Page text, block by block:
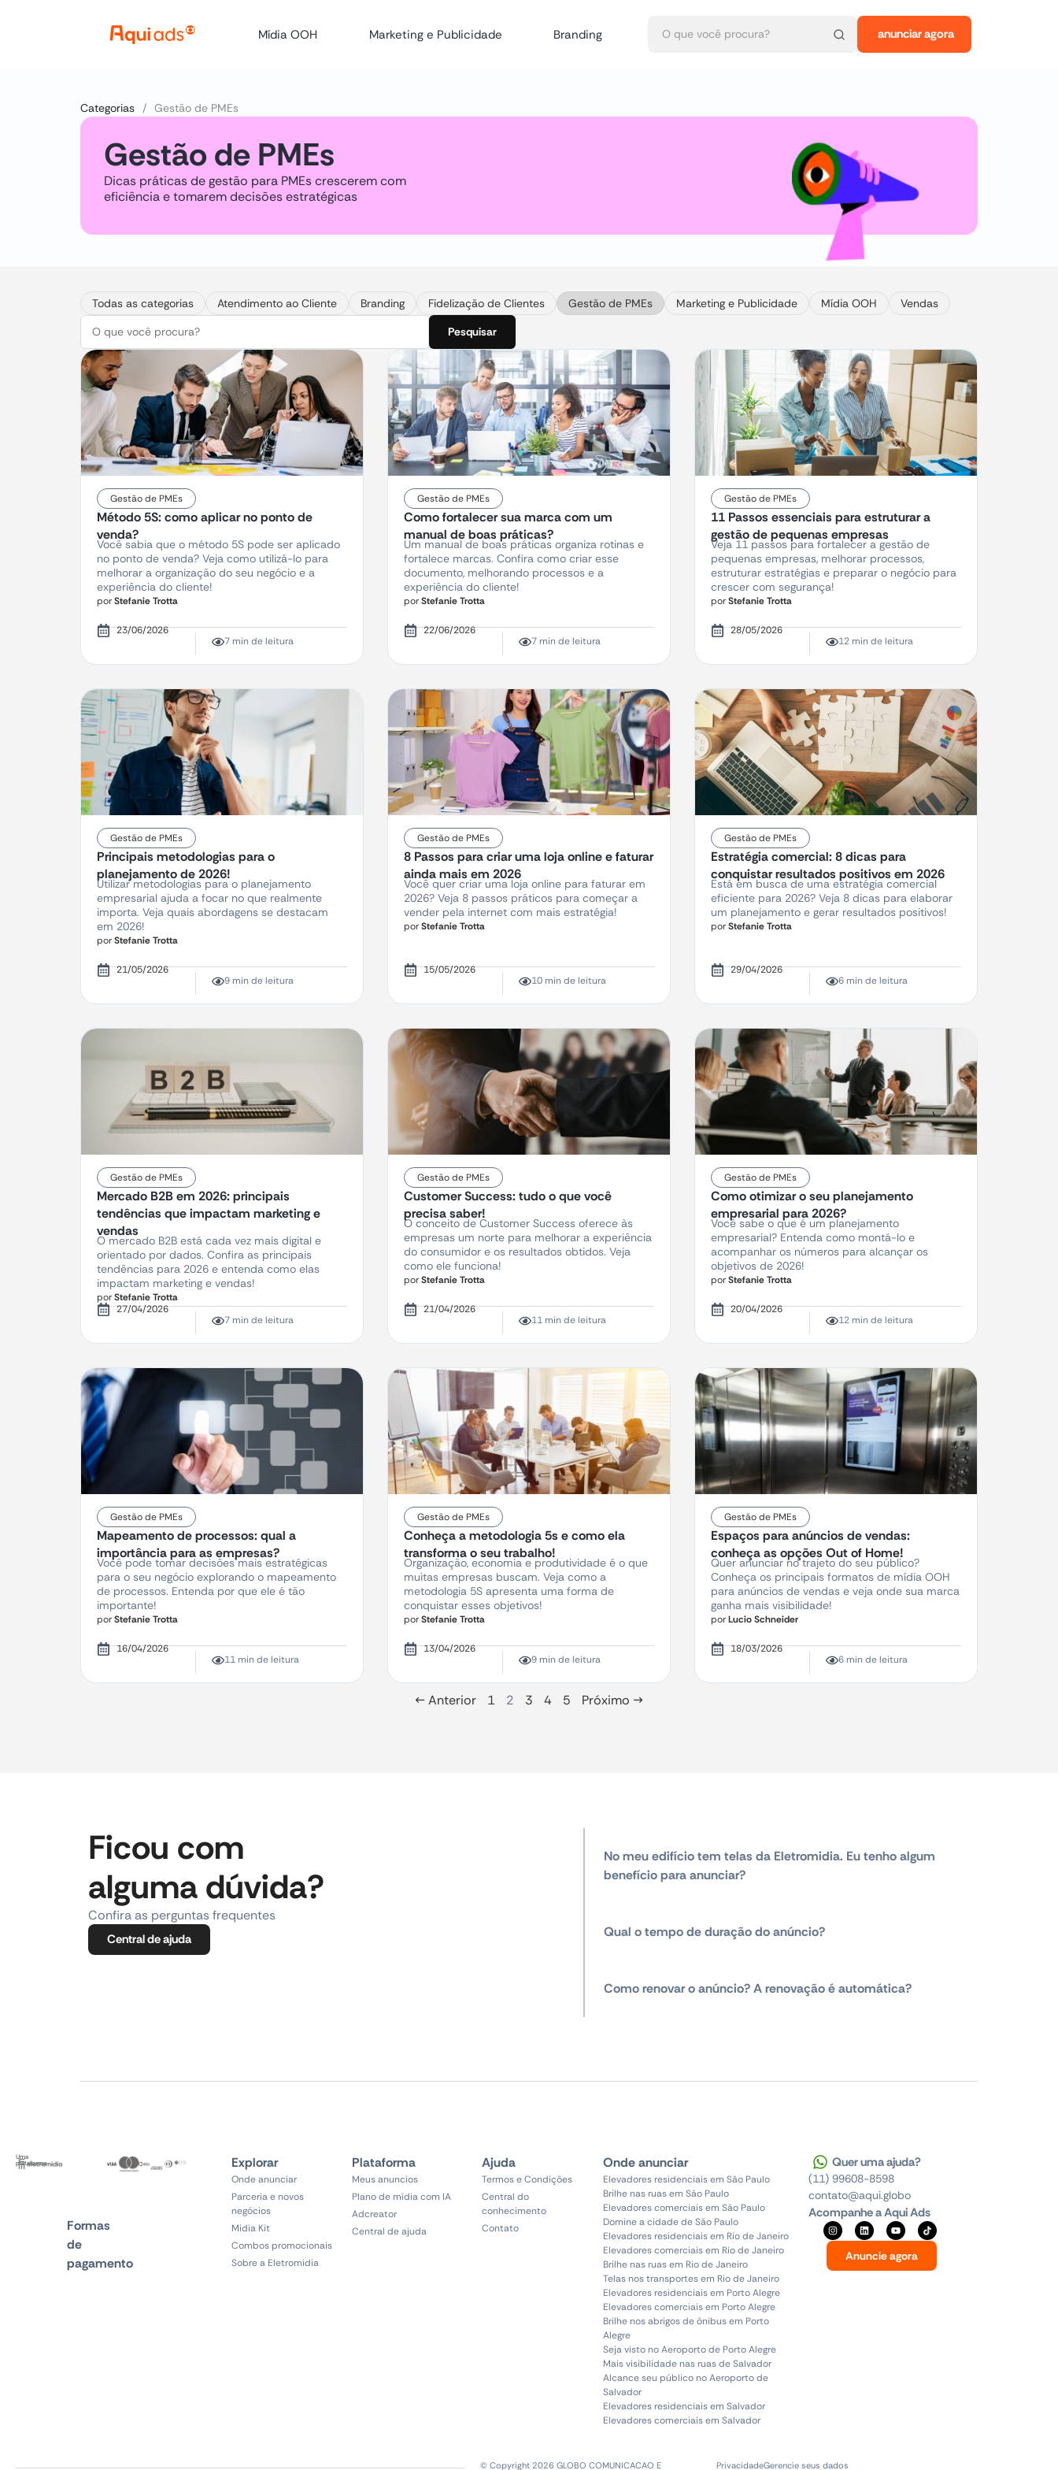
Mídia OOH Marketing e Publicidade Branding anunciar agora
Categorias / Gestão de PMEs
Gestão de PMEs
Dicas práticas de gestão para PMEs crescerem com
eficiência e tomarem decisões estratégicas
Todas as categorias Atendimento ao Cliente Branding Fidelização de Clientes Gestão de PMEs Marketing e Publicidade Mídia OOH
Vendas
Pesquisar
Gestão de PMEs
Método 5S: como aplicar no ponto de
venda?
Você sabia que o método 5S pode ser aplicado
no ponto de venda? Veja como utilizá-lo para
melhorar a organização do seu negócio e a
experiência do cliente!
porStefanie Trotta
23/06/2026
7 min de leitura
Gestão de PMEs
Como fortalecer sua marca com um
manual de boas práticas?
Um manual de boas práticas organiza rotinas e
fortalece marcas. Confira como criar esse
documento, melhorando processos e a
experiência do cliente!
porStefanie Trotta
22/06/2026
7 min de leitura
Gestão de PMEs
11 Passos essenciais para estruturar a
gestão de pequenas empresas
Veja 11 passos para fortalecer a gestão de
pequenas empresas, melhorar processos,
estruturar estratégias e preparar o negócio para
crescer com segurança!
porStefanie Trotta
28/05/2026
12 min de leitura
Gestão de PMEs
Principais metodologias para o
planejamento de 2026!
Utilizar metodologias para o planejamento
empresarial ajuda a focar no que realmente
importa. Veja quais abordagens se destacam
em 2026!
porStefanie Trotta
21/05/2026
9 min de leitura
Gestão de PMEs
8 Passos para criar uma loja online e faturar
ainda mais em 2026
Você quer criar uma loja online para faturar em
2026? Veja 8 passos práticos para começar a
vender pela internet com mais estratégia!
porStefanie Trotta
15/05/2026
10 min de leitura
Gestão de PMEs
Estratégia comercial: 8 dicas para
conquistar resultados positivos em 2026
Está em busca de uma estratégia comercial
eficiente para 2026? Veja 8 dicas para elaborar
um planejamento e gerar resultados positivos!
porStefanie Trotta
29/04/2026
6 min de leitura
Gestão de PMEs
Mercado B2B em 2026: principais
tendências que impactam marketing e
vendas
O mercado B2B está cada vez mais digital e
orientado por dados. Confira as principais
tendências para 2026 e entenda como elas
impactam marketing e vendas!
porStefanie Trotta
27/04/2026
7 min de leitura
Gestão de PMEs
Customer Success: tudo o que você
precisa saber!
O conceito de Customer Success oferece às
empresas um norte para melhorar a experiência
do consumidor e os resultados obtidos. Veja
como ele funciona!
porStefanie Trotta
21/04/2026
11 min de leitura
Gestão de PMEs
Como otimizar o seu planejamento
empresarial para 2026?
Você sabe o que é um planejamento
empresarial? Entenda como montá-lo e
acompanhar os números para alcançar os
objetivos de 2026!
porStefanie Trotta
20/04/2026
12 min de leitura
Gestão de PMEs
Mapeamento de processos: qual a
importância para as empresas?
Você pode tomar decisões mais estratégicas
para o seu negócio explorando o mapeamento
de processos. Entenda por que ele é tão
importante!
porStefanie Trotta
16/04/2026
11 min de leitura
Gestão de PMEs
Conheça a metodologia 5s e como ela
transforma o seu trabalho!
Organização, economia e produtividade é o que
muitas empresas buscam. Veja como a
metodologia 5S apresenta uma forma de
conquistar esses objetivos!
porStefanie Trotta
13/04/2026
9 min de leitura
Gestão de PMEs
Espaços para anúncios de vendas:
conheça as opções Out of Home!
Quer anunciar no trajeto do seu público?
Conheça os principais formatos de mídia OOH
para anúncios de vendas e veja onde sua marca
ganha mais visibilidade!
porLucio Schneider
18/03/2026
6 min de leitura
← Anterior 1 2 3 4 5 Próximo →
Ficou com
alguma dúvida?
Confira as perguntas frequentes
Central de ajuda
No meu edifício tem telas da Eletromidia. Eu tenho algum
benefício para anunciar?
Qual o tempo de duração do anúncio?
Como renovar o anúncio? A renovação é automática?
Uma
plataforma
Formas
de
pagamento
Explorar
Onde anunciar
Parceria e novos
negócios
Midia Kit
Combos promocionais
Sobre a Eletromidia
Plataforma
Meus anuncios
Plano de mídia com IA
Adcreator
Central de ajuda
Ajuda
Termos e Condições
Central do
conhecimento
Contato
Onde anunciar
Elevadores residenciais em São Paulo
Brilhe nas ruas em São Paulo
Elevadores comerciais em São Paulo
Domine a cidade de São Paulo
Elevadores residenciais em Rio de Janeiro
Elevadores comerciais em Rio de Janeiro
Brilhe nas ruas em Rio de Janeiro
Telas nos transportes em Rio de Janeiro
Elevadores residenciais em Porto Alegre
Elevadores comerciais em Porto Alegre
Brilhe nos abrigos de ônibus em Porto
Alegre
Seja visto no Aeroporto de Porto Alegre
Mais visibilidade nas ruas de Salvador
Alcance seu público no Aeroporto de
Salvador
Elevadores residenciais em Salvador
Elevadores comerciais em Salvador
Quer uma ajuda?
(11) 99608-8598
contato@aqui.globo
Acompanhe a Aqui Ads
Anuncie agora
© Copyright 2026 GLOBO COMUNICACAO E PrivacidadeGerencie seus dados